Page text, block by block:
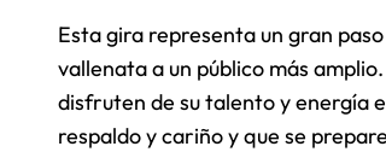
Esta gira representa un gran
vallenata a un público más
disfruten de su talento y energía
respaldo y cariño y que se